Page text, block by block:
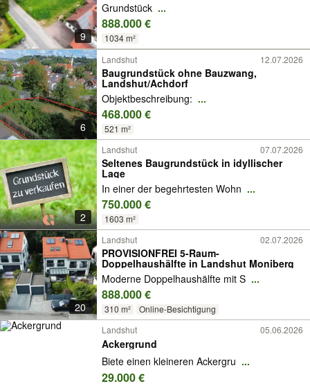
9
Grundstück ...
888.000 €
1034 m²
6
Landshut 12.07.2026
Baugrundstück ohne Bauzwang,
Landshut/Achdorf
Objektbeschreibung: ...
468.000 €
521 m²
2
Landshut 07.07.2026
Seltenes Baugrundstück in idyllischer
Lage
In einer der begehrtesten Wohn ...
750.000 €
1603 m²
20
Landshut 02.07.2026
PROVISIONFREI 5-Raum-
Doppelhaushälfte in Landshut Moniberg
Moderne Doppelhaushälfte mit S ...
888.000 €
310 m²
Online-Besichtigung
Landshut
05.06.2026
Ackergrund
Biete einen kleineren Ackergru ...
29.000 €